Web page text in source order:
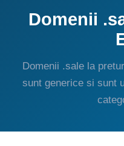
Domenii
Domenii .sale la
sunt generice si sunt